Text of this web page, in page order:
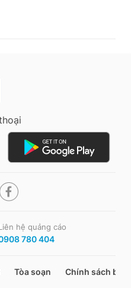
hệ quảng cáo
780 404
Tòa soạn Chính sách bảo